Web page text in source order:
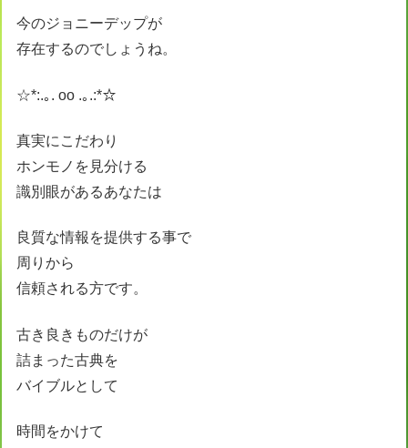
今のジョニーデップが
存在するのでしょうね。
☆*:.｡. oo .｡.:*☆
真実にこだわり
ホンモノを見分ける
識別眼があるあなたは
良質な情報を提供する事で
周りから
信頼される方です。
古き良きものだけが
詰まった古典を
バイブルとして
時間をかけて